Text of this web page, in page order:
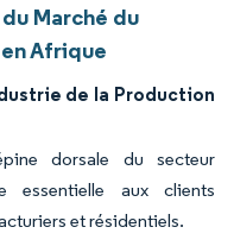
Marché du
Afrique
de la Production
dorsale du secteur
essentielle aux clients
et résidentiels.